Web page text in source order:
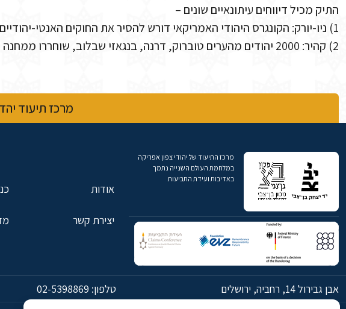
התיק מכיל דיווחים עיתונאיים שונים –
1) ניו-יורק: הקונגרס היהודי האמריקאי דורש להסיר את החוקים האנטי-יהודיים בצפון אפריקה.
2) קהיר: 2000 יהודים מהערים טוברוק, דרנה, בנגאזי שבלוב, שוחררו ממחנה הריכוז ג'יאדו שבטריפוליטניה.
מרכז תיעוד
מרכז התיעוד של יהודי צפון אפריקה
במלחמת העולם השנייה נתמך
באדיבות ועידת התביעות
אודות
יצירת קשר
אבן גבירול 14, רחביה, ירושלים טלפון: 02-5398869